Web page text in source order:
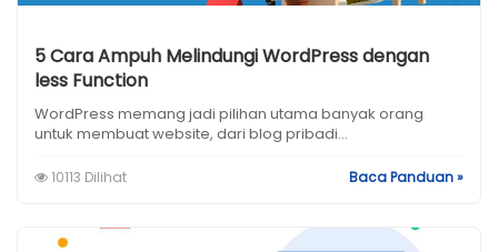
5 Cara Ampuh Melindungi WordPress dengan
less Function
WordPress memang jadi pilihan utama banyak orang
untuk membuat website, dari blog pribadi...
10113 Dilihat Baca Panduan »